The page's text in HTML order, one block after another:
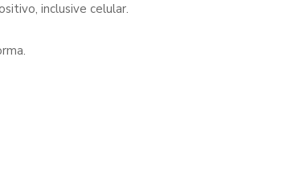
inclusive celular.